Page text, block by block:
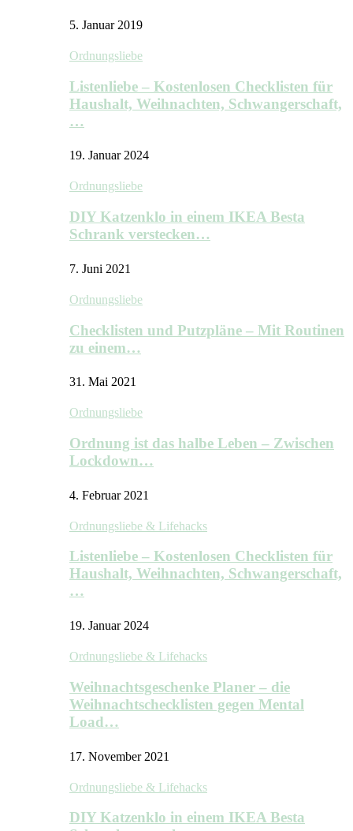
5. Januar 2019
Ordnungsliebe
Listenliebe – Kostenlosen Checklisten für
Haushalt, Weihnachten, Schwangerschaft,
…
19. Januar 2024
Ordnungsliebe
DIY Katzenklo in einem IKEA Besta
Schrank verstecken…
7. Juni 2021
Ordnungsliebe
Checklisten und Putzpläne – Mit Routinen
zu einem…
31. Mai 2021
Ordnungsliebe
Ordnung ist das halbe Leben – Zwischen
Lockdown…
4. Februar 2021
Ordnungsliebe & Lifehacks
Listenliebe – Kostenlosen Checklisten für
Haushalt, Weihnachten, Schwangerschaft,
…
19. Januar 2024
Ordnungsliebe & Lifehacks
Weihnachtsgeschenke Planer – die
Weihnachtschecklisten gegen Mental
Load…
17. November 2021
Ordnungsliebe & Lifehacks
DIY Katzenklo in einem IKEA Besta